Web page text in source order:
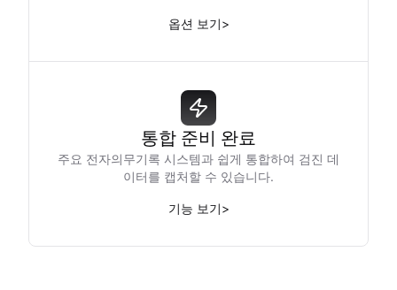
옵션 보기>
통합 준비 완료
주요 전자의무기록 시스템과 쉽게 통합하여 검진 데
이터를 캡처할 수 있습니다.
기능 보기>